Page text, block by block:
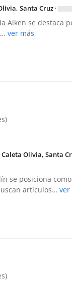
Santa Cruz ·
Aiken se destaca
ver más
Olivia, Santa
se posiciona
artículos…ver